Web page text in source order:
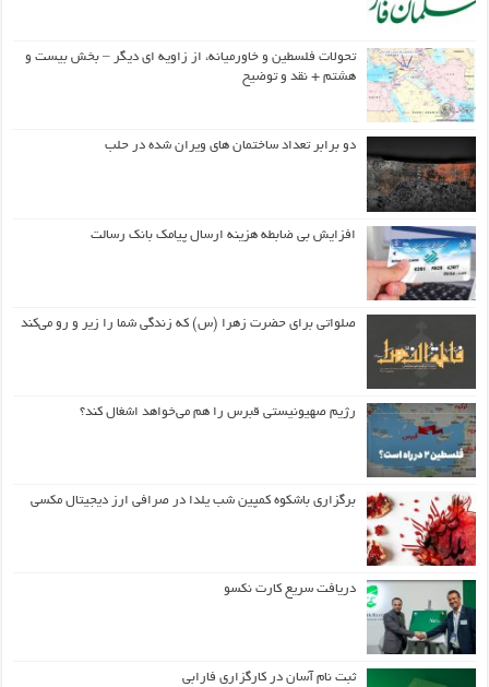
تحولات فلسطین و خاورمیانه، از زاویه ای دیگر – بخش بیست و
هشتم + نقد و توضیح
دو برابر تعداد ساختمان های ویران شده در حلب
افزایش بی ضابطه هزینه ارسال پیامک بانک رسالت
صلواتی برای حضرت زهرا (س) که زندگی شما را زیر و رو می‌کند
رژیم صهیونیستی قبرس را هم می‌خواهد اشغال کند؟
برگزاری باشکوه کمپین شب یلدا در صرافی ارز دیجیتال مکسی
دریافت سریع کارت نکسو
ثبت نام آسان در کارگزاری فارابی